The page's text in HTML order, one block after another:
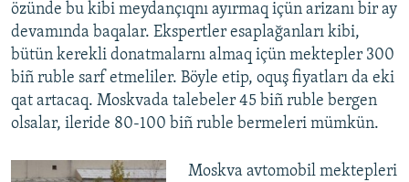
özünde bu kibi meydançıqnı ayırmaq içün arizanı bir ay
devamında baqalar. Ekspertler esaplağanları kibi,
bütün kerekli donatmalarnı almaq içün mektepler 300
biñ ruble sarf etmeliler. Böyle etip, oquş fiyatları da eki
qat artacaq. Moskvada talebeler 45 biñ ruble bergen
olsalar, ileride 80-100 biñ ruble bermeleri mümkün.
Moskva avtomobil mektepleri